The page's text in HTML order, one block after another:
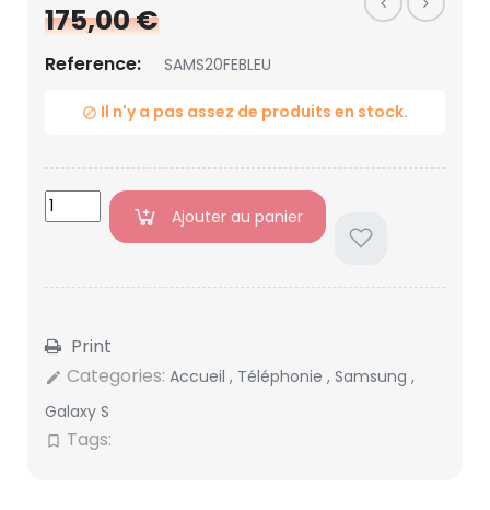
175,00 €
Reference: SAMS20FEBLEU
 Il n'y a pas assez de produits en stock.
Ajouter au panier
Print
edit Categories: Accueil , Téléphonie , Samsung ,
Galaxy S
bookmark_border Tags: